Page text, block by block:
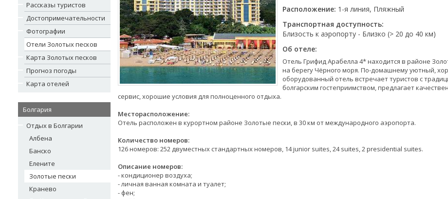
Рассказы туристов
Достопримечательности
Фотографии
Отели Золотых песков
Карта Золотых песков
Прогноз погоды
Карта отелей
Болгария
Отдых в Болгарии
Албена
Банско
Елените
Золотые пески
Кранево
Расположение: 1-я линия, Пляжный
Транспортная доступность:
Близость к аэропорту - Близко (> 20 до 40 км)
Об отеле:
Отель Грифид Арабелла 4* находится в районе
на берегу Чёрного моря. По-домашнему уютный,
оборудованный отель встречает туристов с
болгарским гостеприимством, предлагает
сервис, хорошие условия для полноценного отдыха.
Месторасположение:
Отель расположен в курортном районе Золотые пески, в 30 км от международного аэропорта.
Количество номеров:
126 номеров: 252 двуместных стандартных номеров, 14 junior suites, 24 suites, 2 presidential suites.
Описание номеров:
- кондиционер воздуха;
- личная ванная комната и туалет;
- фен;